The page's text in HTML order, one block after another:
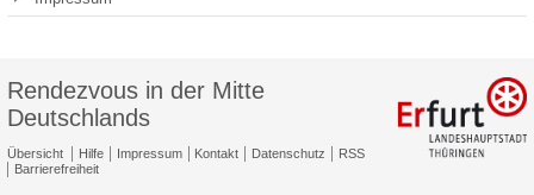
Rendezvous in der Mitte
Deutschlands
Übersicht Hilfe Impressum Kontakt Datenschutz
RSS
Barrierefreiheit